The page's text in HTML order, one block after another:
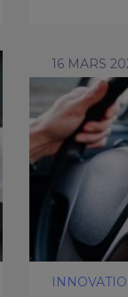
16 MARS